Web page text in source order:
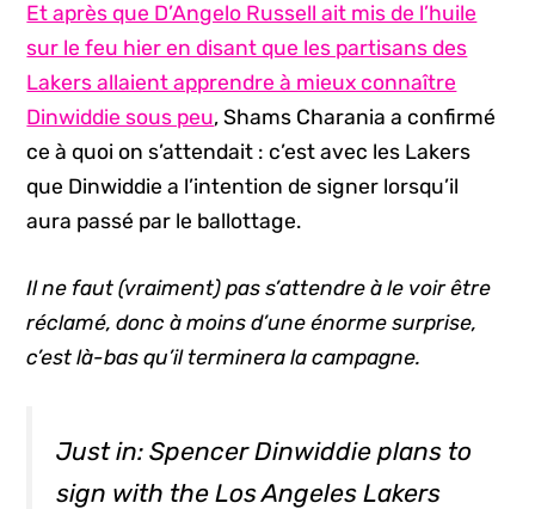
Et après que D’Angelo Russell ait mis de l’huile
sur le feu hier en disant que les partisans des
Lakers allaient apprendre à mieux connaître
Dinwiddie sous peu, Shams Charania a confirmé
ce à quoi on s’attendait : c’est avec les Lakers
que Dinwiddie a l’intention de signer lorsqu’il
aura passé par le ballottage.
Il ne faut (vraiment) pas s’attendre à le voir être
réclamé, donc à moins d’une énorme surprise,
c’est là-bas qu’il terminera la campagne.
Just in: Spencer Dinwiddie plans to
sign with the Los Angeles Lakers